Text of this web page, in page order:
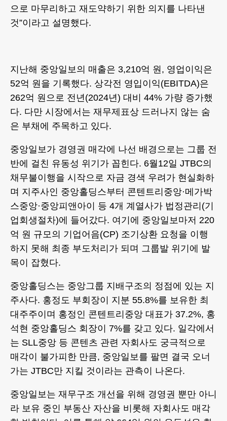
으로 마무리하고 재도약하기 위한 의지를 나타낸
것”이라고 설명했다.
지난해 중앙일보의 매출은 3,210억 원, 영업이익은
52억 원을 기록했다. 상각전 영입이익(EBITDA)은
262억 원으로 전년(2024년) 대비 44% 가량 증가했
다. 다만 시장에서는 재무제표상 드러나지 않는 숨
은 부채에 주목하고 있다.
중앙일보가 경영권 매각에 나선 배경으로는 그룹 전
반에 걸친 유동성 위기가 꼽힌다. 6월12일 JTBC의
채무불이행을 시작으로 자금 경색 우려가 현실화하
며 지주사인 중앙홀딩스부터 콘텐트리중앙·메가박
스중앙·중앙피앤아이 등 4개 계열사가 법정관리(기
업회생절차)에 들어갔다. 여기에 중앙일보마저 220
억 원 규모의 기업어음(CP) 조기상환 요청을 이행
하지 못해 최종 부도처리가 되며 그룹발 위기에 발
목이 잡혔다.
중앙홀딩스는 중앙그룹 지배구조의 정점에 있는 지
주사다. 홍정도 부회장이 지분 55.8%를 보유한 최
대주주이며 홍정인 콘텐트리중앙 대표가 37.2%, 홍
석현 중앙홀딩스 회장이 7%를 갖고 있다. 일각에서
는 SLL중앙 등 콘텐츠 관련 자회사도 궁극적으로
매각이 불가피한 만큼, 중앙일보를 팔면 결국 오너
가는 JTBC만 지킬 것이라는 관측이 나온다.
중앙일보는 재무구조 개선을 위해 경영권 뿐만 아니
라 보유 중인 부동산 자산을 비롯해 자회사도 매각